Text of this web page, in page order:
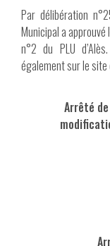
Par délibération
Municipal a
n°2 du PLU
également sur le site
Arrêté